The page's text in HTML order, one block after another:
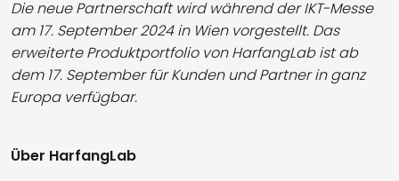
Die neue Partnerschaft wird während der IKT-Messe
am 17. September 2024 in Wien vorgestellt. Das
erweiterte Produktportfolio von HarfangLab ist ab
dem 17. September für Kunden und Partner in ganz
Europa verfügbar.
Über HarfangLab